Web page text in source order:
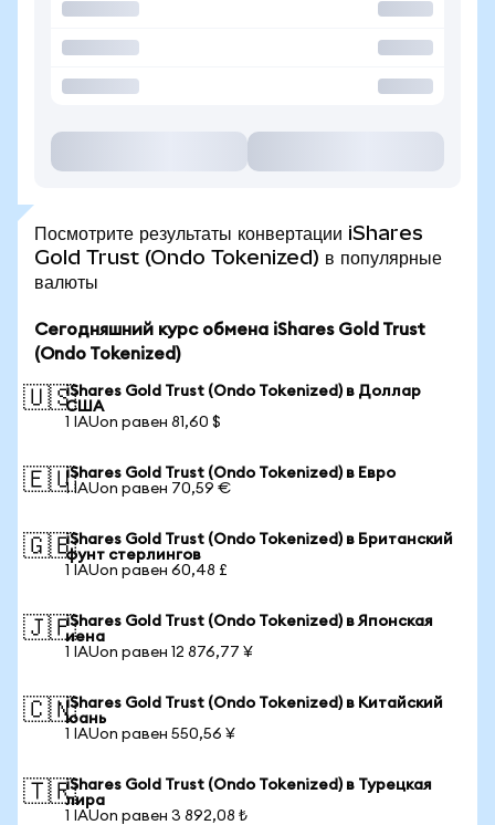
Посмотрите результаты конвертации iShares
Gold Trust (Ondo Tokenized) в популярные
валюты
Сегодняшний курс обмена iShares Gold Trust
(Ondo Tokenized)
🇺🇸iShares Gold Trust (Ondo Tokenized) в Доллар
США
1 IAUon равен 81,60 $
🇪🇺iShares Gold Trust (Ondo Tokenized) в Евро
1 IAUon равен 70,59 €
🇬🇧iShares Gold Trust (Ondo Tokenized) в Британский
фунт стерлингов
1 IAUon равен 60,48 £
🇯🇵iShares Gold Trust (Ondo Tokenized) в Японская
иена
1 IAUon равен 12 876,77 ¥
🇨🇳iShares Gold Trust (Ondo Tokenized) в Китайский
юань
1 IAUon равен 550,56 ¥
🇹🇷iShares Gold Trust (Ondo Tokenized) в Турецкая
лира
1 IAUon равен 3 892,08 ₺